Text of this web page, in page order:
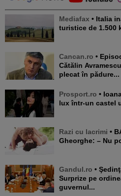
Mediafax • Italia inaugurează o rețea de trasee
turistice de 1.500
Cancan.ro • Episodul extrem din dosarul lui
Cătălin
plecat în pădure...
Prosport.ro • Ioana Țiriac, vacanță de mega –
lux într-un castel
Razi cu lacrimi • BANCUL ZILEI. Badea
Gheorghe: – Nu
Gandul.ro • Şedinţă extraordinară la Guvern.
Surprize pe
guvernul...